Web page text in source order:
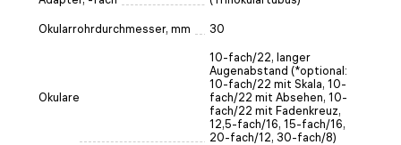
Okularrohrdurchmesser, mm 30
Okulare
10-fach/22, langer
Augenabstand (*optional:
10-fach/22 mit Skala, 10-
fach/22 mit Absehen, 10-
fach/22 mit Fadenkreuz,
12,5-fach/16, 15-fach/16,
20-fach/12, 30-fach/8)